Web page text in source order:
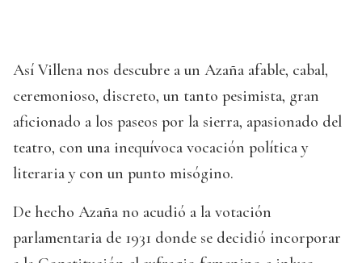
Así Villena nos descubre a un Azaña afable, cabal,
ceremonioso, discreto, un tanto pesimista, gran
aficionado a los paseos por la sierra, apasionado del
teatro, con una inequívoca vocación política y
literaria y con un punto misógino.
De hecho Azaña no acudió a la votación
parlamentaria de 1931 donde se decidió incorporar